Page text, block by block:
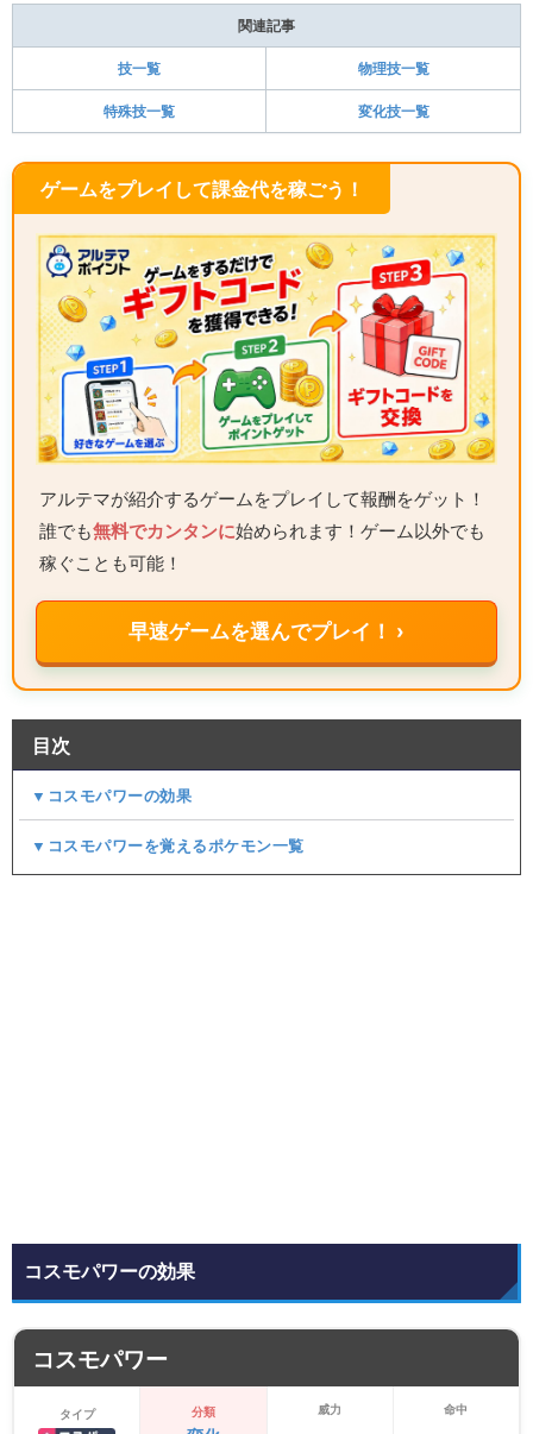
関連記事
技一覧 物理技一覧
特殊技一覧 変化技一覧
ゲームをプレイして課金代を稼ごう！
アルテマが紹介するゲームをプレイして報酬をゲット！
誰でも無料でカンタンに始められます！ゲーム以外でも
稼ぐことも可能！
早速ゲームを選んでプレイ！ ›
目次
▼コスモパワーの効果
▼コスモパワーを覚えるポケモン一覧
コスモパワーの効果
コスモパワー
タイプ 分類 威力 命中